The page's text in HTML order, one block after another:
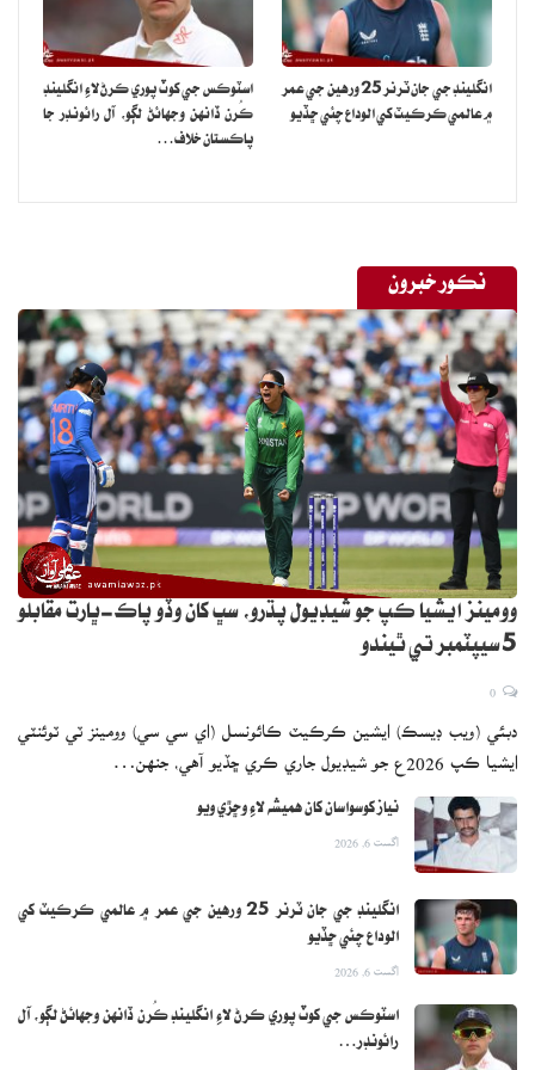
انگلينڊ جي جان ٽرنر 25 ورهين جي عمر
۾ عالمي ڪرڪيٽ کي الوداع چئي ڇڏيو
اسٽوڪس جي کوٽ پوري ڪرڻ لاءِ انگلينڊ
ڪُرن ڏانهن وجهائڻ لڳو، آل رائونڊر جا
پاڪستان خلاف…
نڪور خبرون
وومينز ايشيا ڪپ جو شيڊيول پڌرو، سڀ کان وڏو پاڪ-ڀارت مقابلو
5 سيپٽمبر تي ٿيندو
دبئي (ويب ڊيسڪ) ايشين ڪرڪيٽ ڪائونسل (اي سي سي) وومينز ٽي ٽوئنٽي
ايشيا ڪپ 2026ع جو شيڊيول جاري ڪري ڇڏيو آهي، جنهن…
نياز کوسواسان کان هميشه لاءِ وڇڙي ويو
اگست 6, 2026
انگلينڊ جي جان ٽرنر 25 ورهين جي عمر ۾ عالمي ڪرڪيٽ کي
الوداع چئي ڇڏيو
اگست 6, 2026
اسٽوڪس جي کوٽ پوري ڪرڻ لاءِ انگلينڊ ڪُرن ڏانهن وجهائڻ لڳو، آل
رائونڊر…